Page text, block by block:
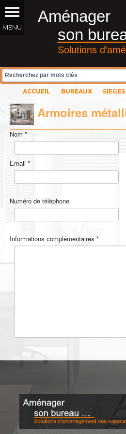
Aménager
son
Solutions
ACCUEIL BUREAUX SIEGES
Armoires
Nom *
Email *
Numéro de téléphone
Informations complémentaires *